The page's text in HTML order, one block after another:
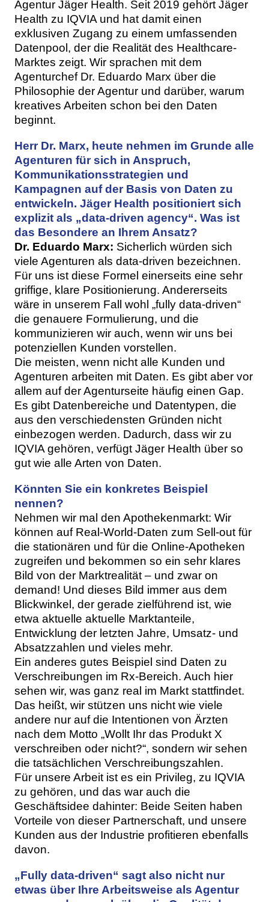
Agentur Jäger Health. Seit 2019 gehört Jäger
Health zu IQVIA und hat damit einen
exklusiven Zugang zu einem umfassenden
Datenpool, der die Realität des Healthcare-
Marktes zeigt. Wir sprachen mit dem
Agenturchef Dr. Eduardo Marx über die
Philosophie der Agentur und darüber, warum
kreatives Arbeiten schon bei den Daten
beginnt.
Herr Dr. Marx, heute nehmen im Grunde alle
Agenturen für sich in Anspruch,
Kommunikationsstrategien und
Kampagnen auf der Basis von Daten zu
entwickeln. Jäger Health positioniert sich
explizit als „data-driven agency“. Was ist
das Besondere an Ihrem Ansatz?
Dr. Eduardo Marx: Sicherlich würden sich
viele Agenturen als data-driven bezeichnen.
Für uns ist diese Formel einerseits eine sehr
griffige, klare Positionierung. Andererseits
wäre in unserem Fall wohl „fully data-driven“
die genauere Formulierung, und die
kommunizieren wir auch, wenn wir uns bei
potenziellen Kunden vorstellen.
Die meisten, wenn nicht alle Kunden und
Agenturen arbeiten mit Daten. Es gibt aber vor
allem auf der Agenturseite häufig einen Gap.
Es gibt Datenbereiche und Datentypen, die
aus den verschiedensten Gründen nicht
einbezogen werden. Dadurch, dass wir zu
IQVIA gehören, verfügt Jäger Health über so
gut wie alle Arten von Daten.
Könnten Sie ein konkretes Beispiel
nennen?
Nehmen wir mal den Apothekenmarkt: Wir
können auf Real-World-Daten zum Sell-out für
die stationären und für die Online-Apotheken
zugreifen und bekommen so ein sehr klares
Bild von der Marktrealität – und zwar on
demand! Und dieses Bild immer aus dem
Blickwinkel, der gerade zielführend ist, wie
etwa aktuelle aktuelle Marktanteile,
Entwicklung der letzten Jahre, Umsatz- und
Absatzzahlen und vieles mehr.
Ein anderes gutes Beispiel sind Daten zu
Verschreibungen im Rx-Bereich. Auch hier
sehen wir, was ganz real im Markt stattfindet.
Das heißt, wir stützen uns nicht wie viele
andere nur auf die Intentionen von Ärzten
nach dem Motto „Wollt Ihr das Produkt X
verschreiben oder nicht?“, sondern wir sehen
die tatsächlichen Verschreibungszahlen.
Für unsere Arbeit ist es ein Privileg, zu IQVIA
zu gehören, und das war auch die
Geschäftsidee dahinter: Beide Seiten haben
Vorteile von dieser Partnerschaft, und unsere
Kunden aus der Industrie profitieren ebenfalls
davon.
„Fully data-driven“ sagt also nicht nur
etwas über Ihre Arbeitsweise als Agentur